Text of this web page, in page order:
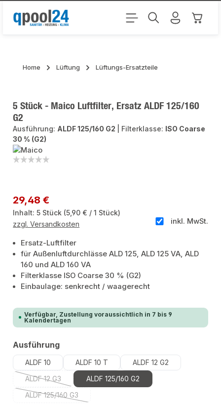
Zum Hauptinhalt springen
Home Lüftung Lüftungs-Ersatzteile
5 Stück - Maico Luftfilter, Ersatz ALDF 125/160
G2
Ausführung: ALDF 125/160 G2 Filterklasse: ISO Coarse
30 % (G2)
Regulärer Preis:
29,48 €
Inhalt:5 Stück (5,90 € / 1 Stück)
inkl. MwSt.
zzgl. Versandkosten
Ersatz-Luftfilter
für Außenluftdurchlässe ALD 125, ALD 125 VA, ALD
160 und ALD 160 VA
Filterklasse ISO Coarse 30 % (G2)
Einbaulage: senkrecht / waagerecht
Verfügbar, Zustellung voraussichtlich in 7 bis 9
Kalendertagen
Ausführungauswählen
ALDF 10 ALDF 10 T
ALDF 12 G2
ALDF 12 G3
(Diese Option ist zurzeit nicht verfügbar.)
ALDF 125/160 G2
ALDF 125/160 G3
(Diese Option ist zurzeit nicht verfügbar.)